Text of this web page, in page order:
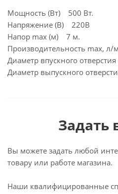
Мощность (Вт) 500 Вт.
Напряжение (В) 220В
Напор max (м) 7 м.
Производительность max,
Диаметр впускного
Диаметр выпускного
Задать
Вы можете задать любой
товару или работе магазина.
Наши квалифицированные